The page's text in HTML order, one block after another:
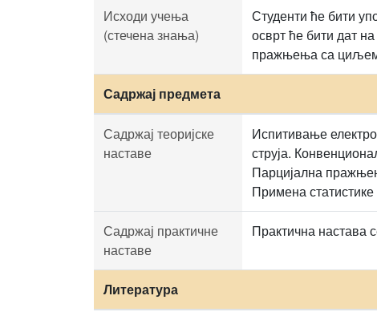
Исходи учења
(стечена знања)
Студенти ће бити
осврт ће бити дат
пражњења са циљем
Садржај предмета
Садржај теоријске
наставе
Испитивање
струја.
Парцијална
Примена
Садржај практичне
наставе
Практична настава
Литература